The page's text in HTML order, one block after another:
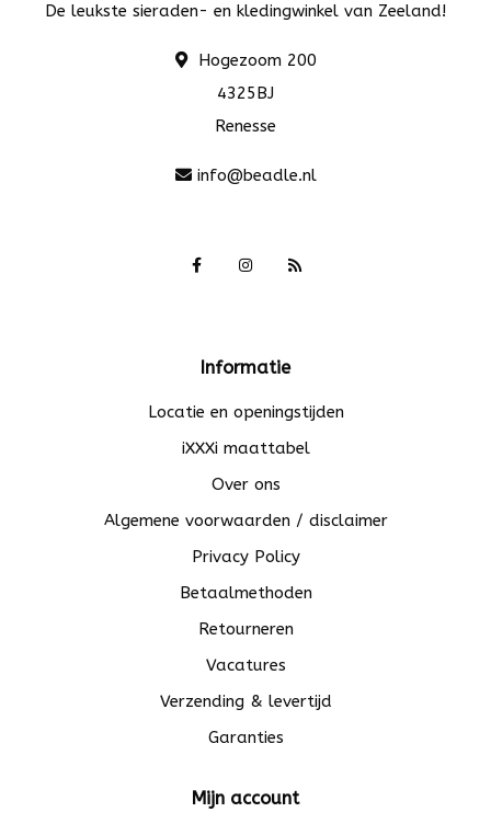
De leukste sieraden- en kledingwinkel van Zeeland!
Hogezoom 200
4325BJ
Renesse
info@beadle.nl
Informatie
Locatie en openingstijden
iXXXi maattabel
Over ons
Algemene voorwaarden / disclaimer
Privacy Policy
Betaalmethoden
Retourneren
Vacatures
Verzending & levertijd
Garanties
Mijn account